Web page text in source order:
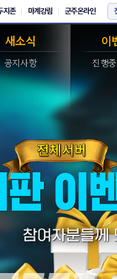
새소식
공지사항
이
진행